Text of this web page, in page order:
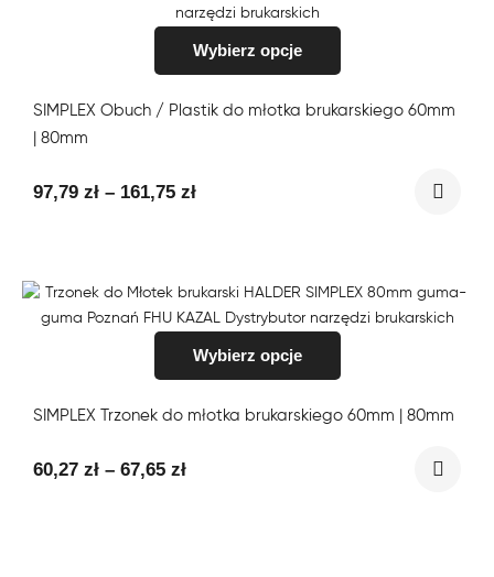
Wybierz opcje
SIMPLEX Obuch / Plastik do młotka brukarskiego 60mm
| 80mm
97,79 zł – 161,75 zł
Wybierz opcje
SIMPLEX Trzonek do młotka brukarskiego 60mm | 80mm
60,27 zł – 67,65 zł